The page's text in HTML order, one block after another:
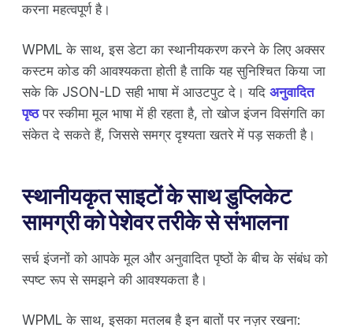
करना महत्वपूर्ण है।
WPML के साथ, इस डेटा का स्थानीयकरण करने के लिए अक्सर
कस्टम कोड की आवश्यकता होती है ताकि यह सुनिश्चित किया जा
सके कि JSON-LD सही भाषा में आउटपुट दे। यदि अनुवादित
पृष्ठपर स्कीमा मूल भाषा में ही रहता है, तो खोज इंजन विसंगति का
संकेत दे सकते हैं, जिससे समग्र दृश्यता खतरे में पड़ सकती है।
स्थानीयकृत साइटों के साथ डुप्लिकेट
सामग्री को पेशेवर तरीके से संभालना
सर्च इंजनों को आपके मूल और अनुवादित पृष्ठों के बीच के संबंध को
स्पष्ट रूप से समझने की आवश्यकता है।
WPML के साथ, इसका मतलब है इन बातों पर नज़र रखना: